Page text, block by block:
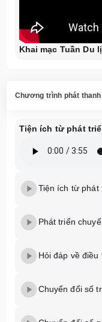
Khai mạc Tuần Du
Chương trình phát thanh
Tiện ích từ phát
Tiện ích từ phát
Phát triển
Hỏi đáp về
Chuyển đổi số